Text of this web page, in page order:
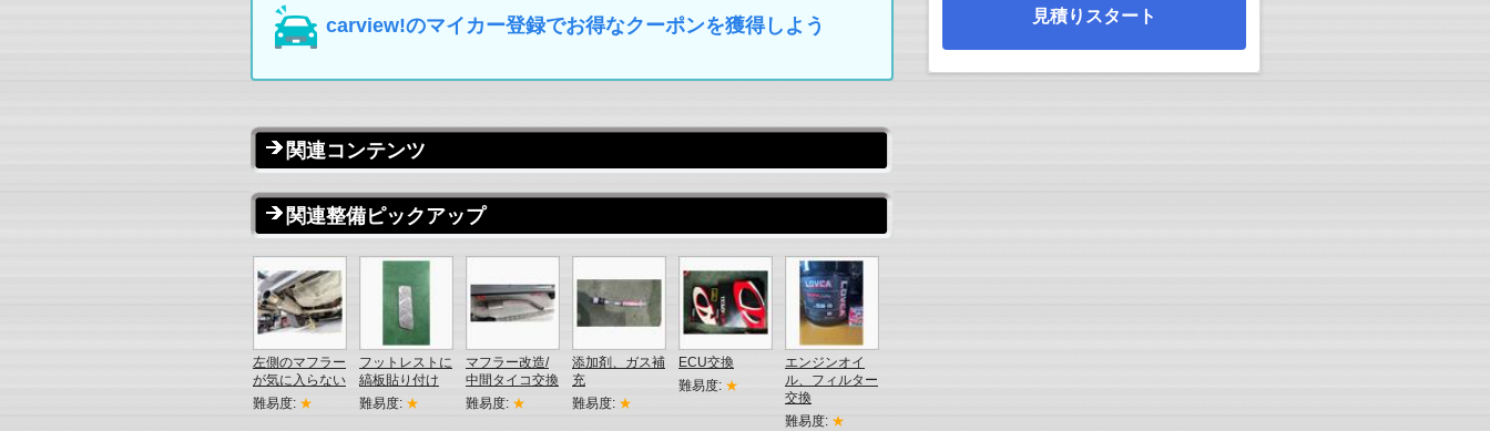
carview!のマイカー登録でお得なクーポンを獲得しよう
関連コンテンツ
関連整備ピックアップ
左側のマフラー
が気に入らない
難易度: ★
フットレストに
縞板貼り付け
難易度: ★
マフラー改造/
中間タイコ交換
難易度: ★
添加剤、ガス補
充
難易度: ★
ECU交換
難易度: ★
エンジンオイ
ル、フィルター
交換
難易度: ★
見積りスタート